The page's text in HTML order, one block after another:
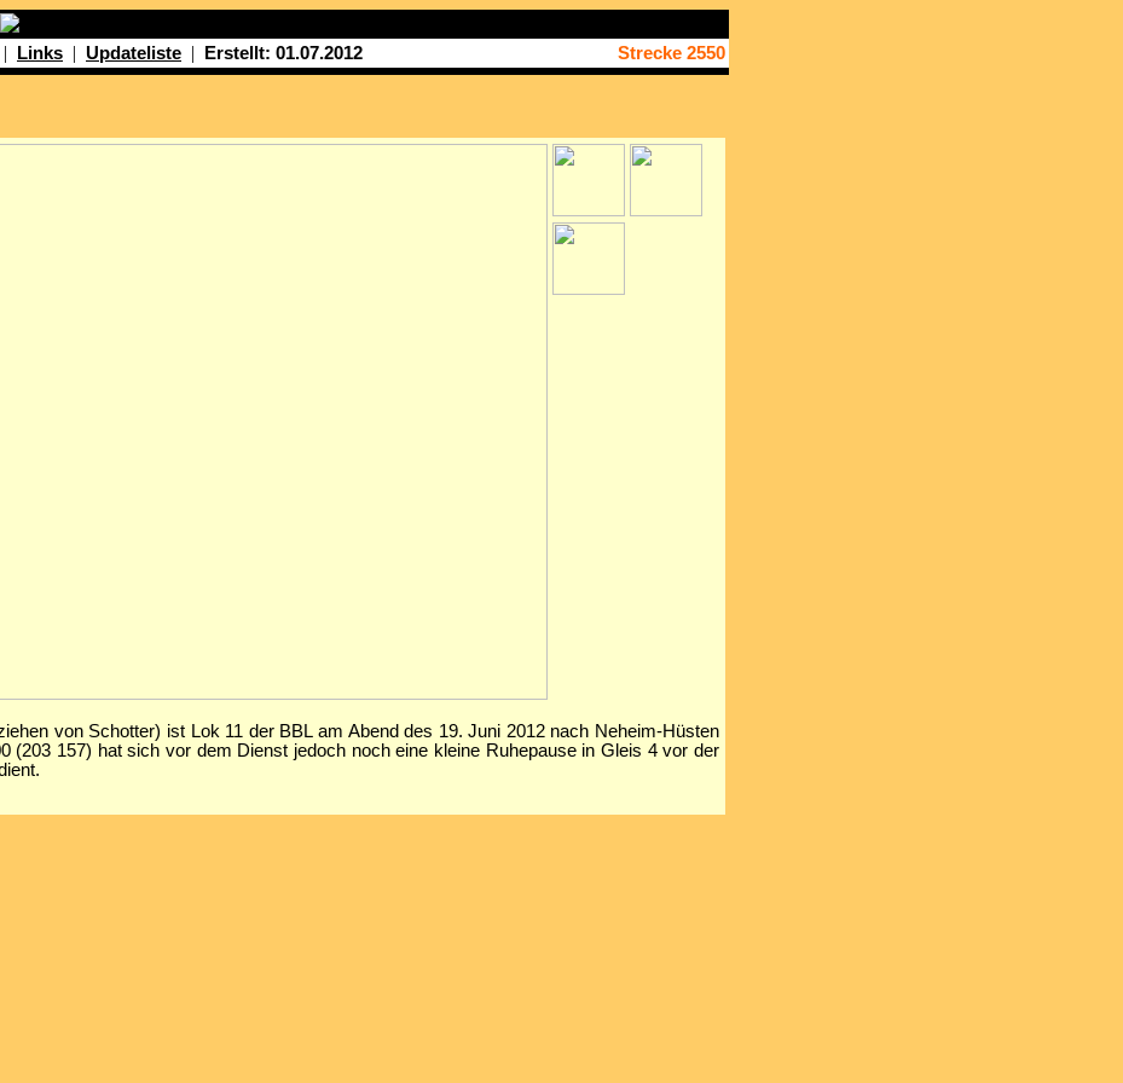
| Links | Updateliste | Erstellt: 01.07.2012 Strecke 2550
von Schotter) ist Lok 11 der BBL am Abend des 19. Juni 2012 nach Neheim-Hüsten
(203 157) hat sich vor dem Dienst jedoch noch eine kleine Ruhepause in Gleis 4 vor der